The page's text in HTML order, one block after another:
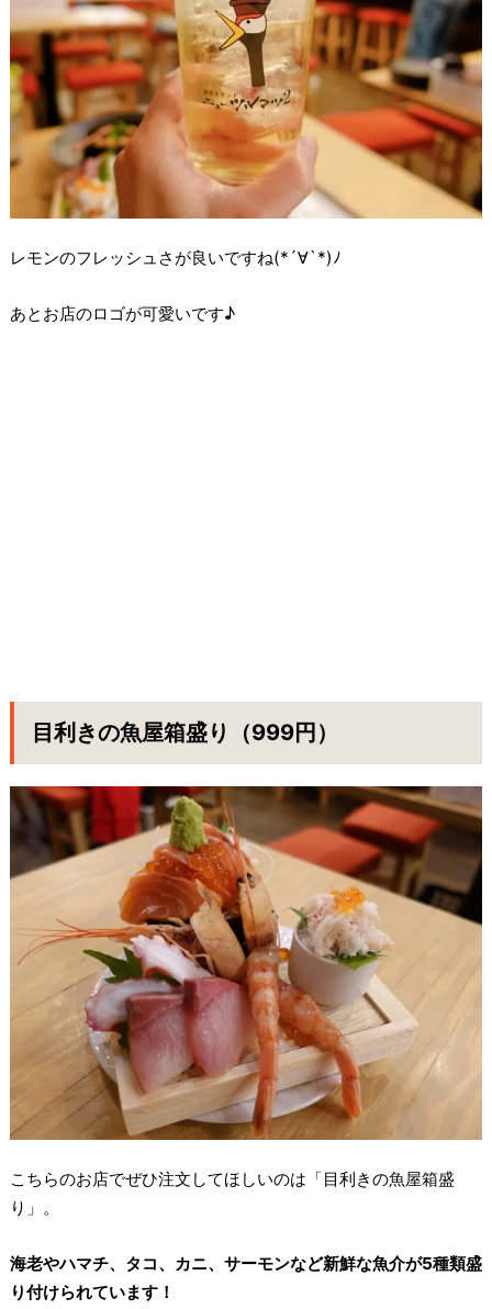
レモンのフレッシュさが良いですね(*´∀`*)ﾉ
あとお店のロゴが可愛いです♪
目利きの魚屋箱盛り（999円）
こちらのお店でぜひ注文してほしいのは「目利きの魚屋箱盛
り」。
海老やハマチ、タコ、カニ、サーモンなど新鮮な魚介が5種類盛
り付けられています！